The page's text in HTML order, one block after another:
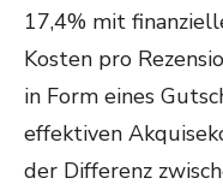
17,4% mit
Kosten pro
in Form eines
effektiven
der Differenz